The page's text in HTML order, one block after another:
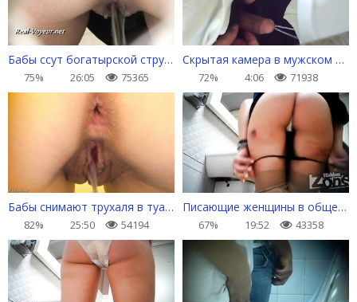
Бабы ссут богатырской струей и откладывают личинку
75% 26:05 75365
Скрытая камера в мужском сортире
72% 4:06 71938
Бабы снимают трухаля в туалете и ссут мощной струей
82% 25:50 54194
Писающие женщины в общественном туалете
67% 19:52 43358